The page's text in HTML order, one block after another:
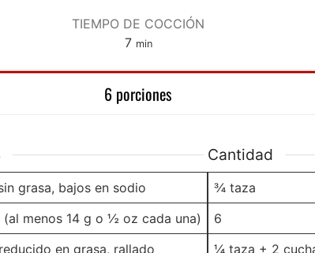
TIEMPO DE COCCIÓN
7minutos
min
6 porciones
grasa, bajos en sodio
menos 14 g o ½ oz cada una)
en grasa, rallado
Cantidad
¾ taza
6
¼ taza + 2